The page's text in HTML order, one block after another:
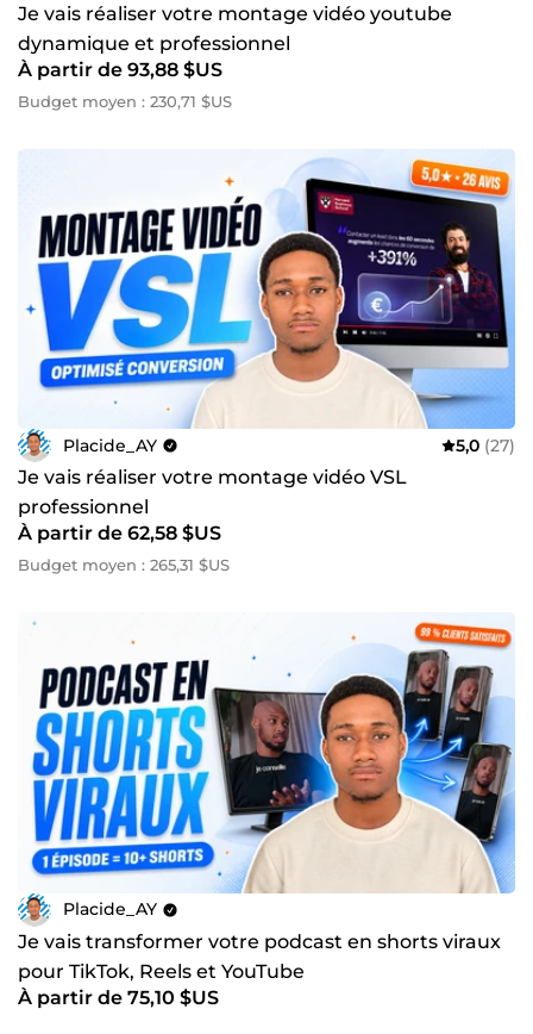
Je vais réaliser votre montage vidéo youtube
dynamique et professionnel
À partir de 93,88 $US
Budget moyen : 230,71 $US
Placide_AY 5,0 (27)
Je vais réaliser votre montage vidéo VSL
professionnel
À partir de 62,58 $US
Budget moyen : 265,31 $US
Placide_AY
Je vais transformer votre podcast en shorts viraux
pour TikTok, Reels et YouTube
À partir de 75,10 $US